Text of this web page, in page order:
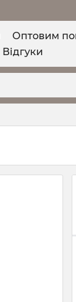
Оптовим
Відгуки